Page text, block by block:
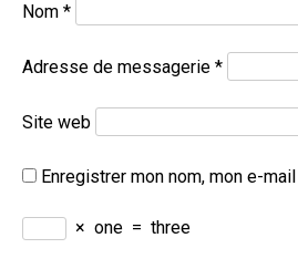
Nom *
Adresse de messagerie *
Site web
Enregistrer mon nom, mon e-
× one = three